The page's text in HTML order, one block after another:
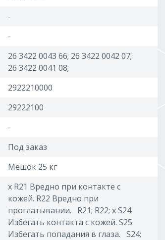
-
-
26 3422 0043 66; 26 3422 0042 07;
26 3422 0041 08;
2922210000
29222100
-
Под заказ
Мешок 25 кг
x R21 Вредно при контакте с
кожей. R22 Вредно при
проглатывании. R21; R22; x S24
Избегать контакта с кожей. S25
Избегать попадания в глаза. S24;